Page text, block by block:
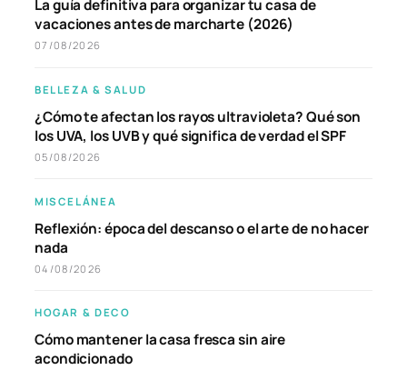
La guía definitiva para organizar tu casa de
vacaciones antes de marcharte (2026)
07/08/2026
BELLEZA & SALUD
¿Cómo te afectan los rayos ultravioleta? Qué son
los UVA, los UVB y qué significa de verdad el SPF
05/08/2026
MISCELÁNEA
Reflexión: época del descanso o el arte de no hacer
nada
04/08/2026
HOGAR & DECO
Cómo mantener la casa fresca sin aire
acondicionado